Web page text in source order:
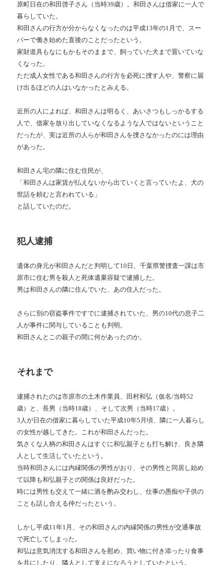
原町日在の和田啓子さん（当時39歳）。和田さんは借家に一人で
暮らしていた。
和田さんの行方が分からなくなったのは平成13年の1月で、スー
パーで働き始めた直後のことだったという。
家財道具もなにもかもそのままで、飼っていた犬まで置いていな
くなった。
ただ成人女性である和田さんの行方を必死に捜す人や、警察に届
け出るほどの人はいなかったとみえる。
近所の人によれば、和田さんは明るく、あいさつもしっかるする
人で、借家を放り出していなくなるような人ではないということ
だったが、実は近所の人らが和田さんを捜さなかったのには理由
があった。
和田さん宅の隣に住む住民が、
「和田さんは家賃が払えないから出ていくと言っていたよ、犬の
世話を頼むと言われている」
と話していたのだ。
犯人逮捕
遺体の身元が和田さんだと判明して10日、千葉県警捜査一課は市
原市に住む男を殺人と死体遺棄容疑で逮捕した。
男は和田さんの隣に住んでいた、あの住人だった。
さらに別の窃盗事件ですでに逮捕されていた、男の10代の息子二
人が事件に関与していることも判明。
和田さんとこの親子の間に何があったのか。
それまで
逮捕されたのは市原市の土木作業員、田村和弘（仮名/当時52
歳）と、長男（当時18歳）、そして次男（当時17歳）。
3人が日在の借家に暮らしていた平成10年5月頃、隣に一人暮らし
の女性が越してきた。これが和田さんだった。
気さくな人柄の和田さんはすぐに和弘親子とも打ち解け、良き隣
人として生活していたという。
当時和田さんには内縁関係の男性がおり、その男性と同居し始め
て以降も和弘親子との関係は良好だった。
時には男性も交えて一緒に酒を酌み交わし、仕事の愚痴や子供の
ことも話し合える仲だったという。
しかし平成11年1月、その和田さんの内縁関係の男性が交通事故
で死亡してしまった。
和弘は意気消沈する和田さんを慰め、買い物に付き添ったり食事
を共にしたり、隣人として支えになろうとしていたという。